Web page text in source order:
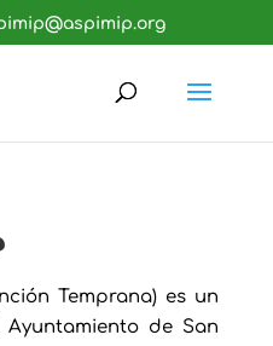
Temprana) es un
de San